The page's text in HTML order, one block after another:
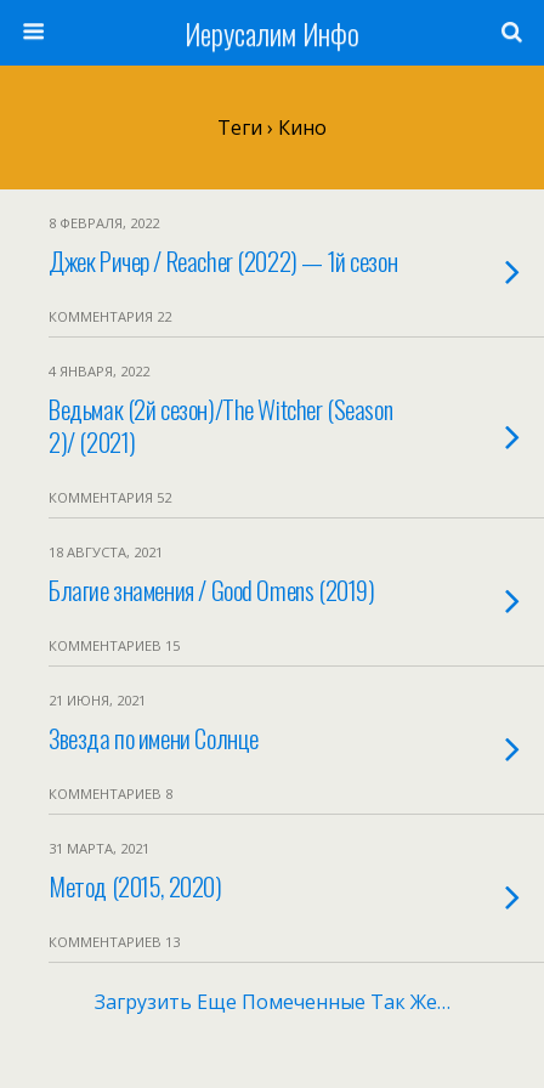
Иерусалим Инфо
Теги › Кино
8 ФЕВРАЛЯ, 2022
Джек Ричер / Reacher (2022) — 1й сезон
КОММЕНТАРИЯ 22
4 ЯНВАРЯ, 2022
Ведьмак (2й сезон)/The Witcher (Season
2)/ (2021)
КОММЕНТАРИЯ 52
18 АВГУСТА, 2021
Благие знамения / Good Omens (2019)
КОММЕНТАРИЕВ 15
21 ИЮНЯ, 2021
Звезда по имени Солнце
КОММЕНТАРИЕВ 8
31 МАРТА, 2021
Метод (2015, 2020)
КОММЕНТАРИЕВ 13
Загрузить Еще Помеченные Так Же…